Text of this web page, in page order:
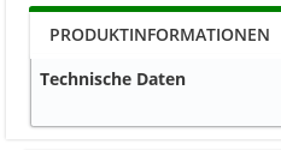
PRODUKTINFORMATIONEN
Technische Daten